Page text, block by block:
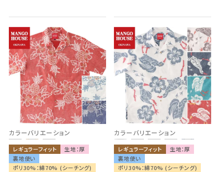
カラーバリエーション
レギュラーフィット
生地：厚
裏地使い
ポリ30%：綿70% (シーチング)
カラーバリエーション
レギュラーフィット
生地：厚
裏地使い
ポリ30%：綿70% (シーチング)